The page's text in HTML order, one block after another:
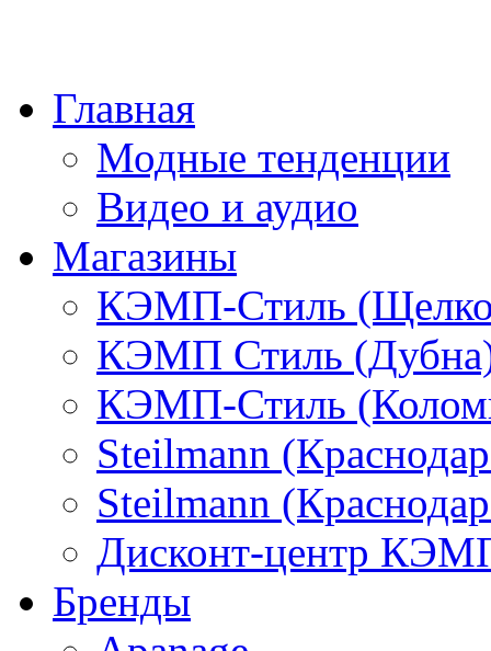
Главная
Модные тенденции
Видео и аудио
Магазины
КЭМП-Стиль
КЭМП Стиль
КЭМП-Стиль
Steilmann
Steilmann
Дисконт-центр
Бренды